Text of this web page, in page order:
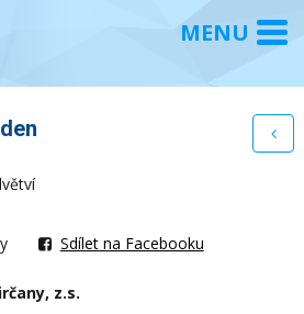
Sdílet na Facebooku
z.s.